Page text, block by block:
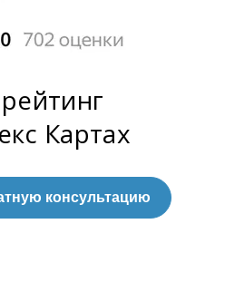
Картах
консультацию